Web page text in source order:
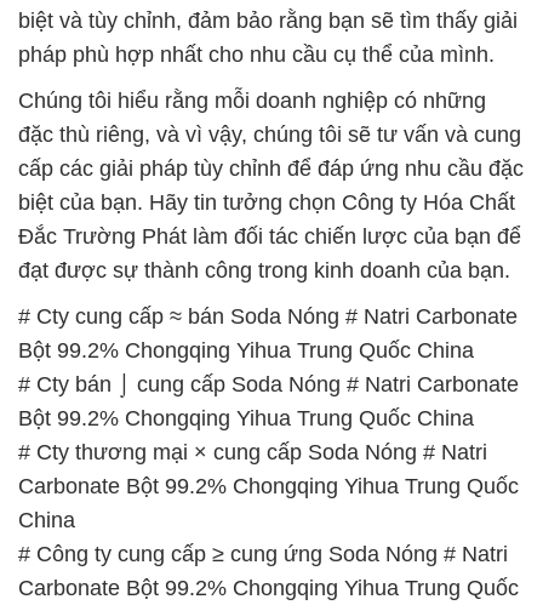
biệt và tùy chỉnh, đảm bảo rằng bạn sẽ tìm thấy giải
pháp phù hợp nhất cho nhu cầu cụ thể của mình.
Chúng tôi hiểu rằng mỗi doanh nghiệp có những
đặc thù riêng, và vì vậy, chúng tôi sẽ tư vấn và cung
cấp các giải pháp tùy chỉnh để đáp ứng nhu cầu đặc
biệt của bạn. Hãy tin tưởng chọn Công ty Hóa Chất
Đắc Trường Phát làm đối tác chiến lược của bạn để
đạt được sự thành công trong kinh doanh của bạn.
# Cty cung cấp ≈ bán Soda Nóng # Natri Carbonate
Bột 99.2% Chongqing Yihua Trung Quốc China
# Cty bán ⌡ cung cấp Soda Nóng # Natri Carbonate
Bột 99.2% Chongqing Yihua Trung Quốc China
# Cty thương mại × cung cấp Soda Nóng # Natri
Carbonate Bột 99.2% Chongqing Yihua Trung Quốc
China
# Công ty cung cấp ≥ cung ứng Soda Nóng # Natri
Carbonate Bột 99.2% Chongqing Yihua Trung Quốc